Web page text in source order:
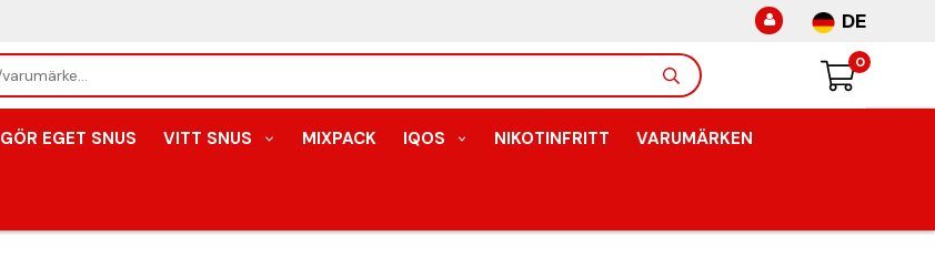
DE
0
GÖR EGET SNUS VITT SNUS MIXPACK IQOS NIKOTINFRITT VARUMÄRKEN